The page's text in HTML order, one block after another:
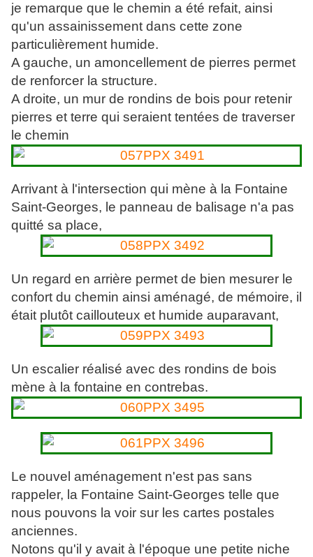
je remarque que le chemin a été refait, ainsi
qu'un assainissement dans cette zone
particulièrement humide.
A gauche, un amoncellement de pierres permet
de renforcer la structure.
A droite, un mur de rondins de bois pour retenir
pierres et terre qui seraient tentées de traverser
le chemin
Arrivant à l'intersection qui mène à la Fontaine
Saint-Georges, le panneau de balisage n'a pas
quitté sa place,
Un regard en arrière permet de bien mesurer le
confort du chemin ainsi aménagé, de mémoire, il
était plutôt caillouteux et humide auparavant,
Un escalier réalisé avec des rondins de bois
mène à la fontaine en contrebas.
Le nouvel aménagement n'est pas sans
rappeler, la Fontaine Saint-Georges telle que
nous pouvons la voir sur les cartes postales
anciennes.
Notons qu'il y avait à l'époque une petite niche